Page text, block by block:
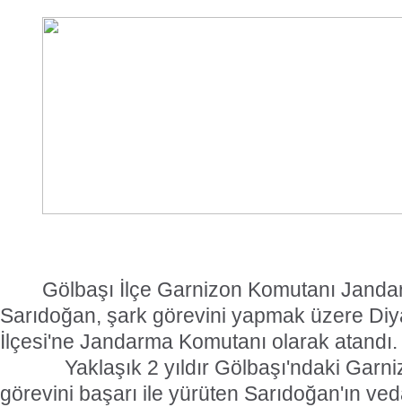
Gölbaşı İlçe Garnizon Komutanı
Sarıdoğan, şark görevini yapmak üzere
İlçesi'ne Jandarma Komutanı olarak atandı.
Yaklaşık 2 yıldır Gölbaşı'ndaki
görevini başarı ile yürüten Sarıdoğan'ın